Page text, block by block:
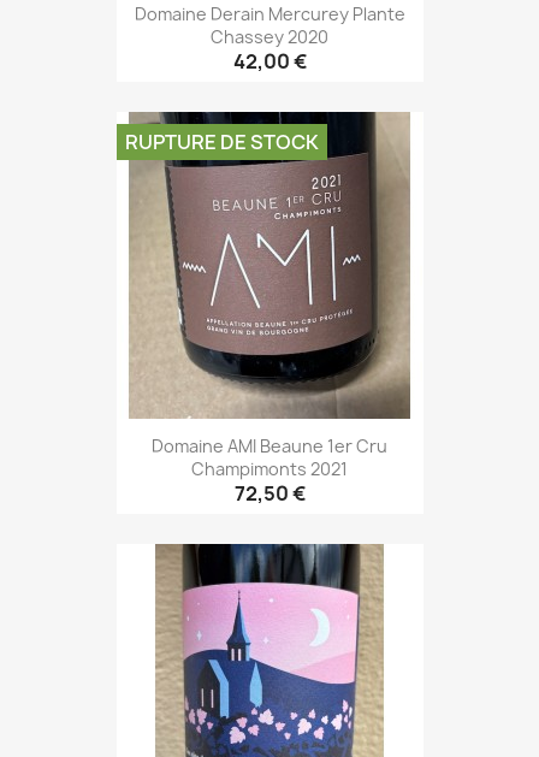
Domaine Derain Mercurey Plante
Chassey 2020
42,00 €
Domaine AMI Beaune 1er Cru
Champimonts 2021
72,50 €
RUPTURE DE STOCK